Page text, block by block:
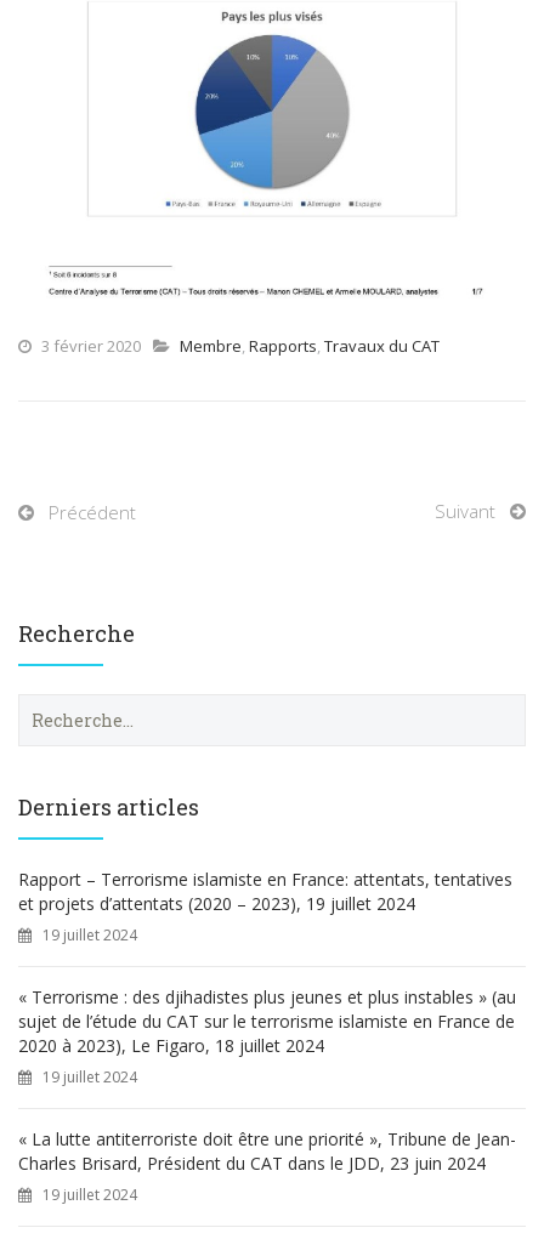
3 février 2020 Membre, Rapports, Travaux du CAT
Précédent Suivant
Recherche
e
h
e
r
Derniers articles
Rapport – Terrorisme islamiste en France: attentats, tentatives
et projets d’attentats (2020 – 2023), 19 juillet 2024
19 juillet 2024
« Terrorisme : des djihadistes plus jeunes et plus instables » (au
sujet de l’étude du CAT sur le terrorisme islamiste en France de
2020 à 2023), Le Figaro, 18 juillet 2024
19 juillet 2024
« La lutte antiterroriste doit être une priorité », Tribune de Jean-
Charles Brisard, Président du CAT dans le JDD, 23 juin 2024
19 juillet 2024